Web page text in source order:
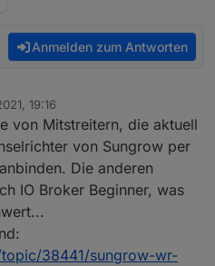
Anmelden zum Antworten
19:16
von Mitstreitern, die aktuell
von Sungrow per
Die anderen
IO Broker Beginner, was
38441/sungrow-wr-